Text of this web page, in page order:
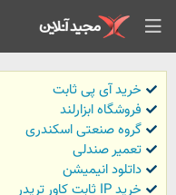
خرید آی پی ثابت
فروشگاه ابزارلند
گروه صنعتی اسکندری
تعمیر صندلی
داتلود انیمیشن
خرید IP ثابت کاور تریدر